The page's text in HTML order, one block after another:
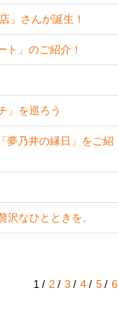
」さんが誕生！
ト」のご紹介！
」を巡ろう
夢乃井の縁日」をご紹
沢なひとときを。
1 / 2 / 3 / 4 / 5 / 6